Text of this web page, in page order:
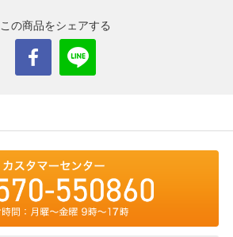
この商品をシェアする